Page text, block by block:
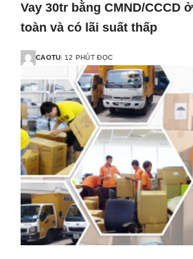
Vay 30tr bằng CMND/CCCD
toàn và có lãi suất thấp
CAOTU 12 PHÚT ĐỌC